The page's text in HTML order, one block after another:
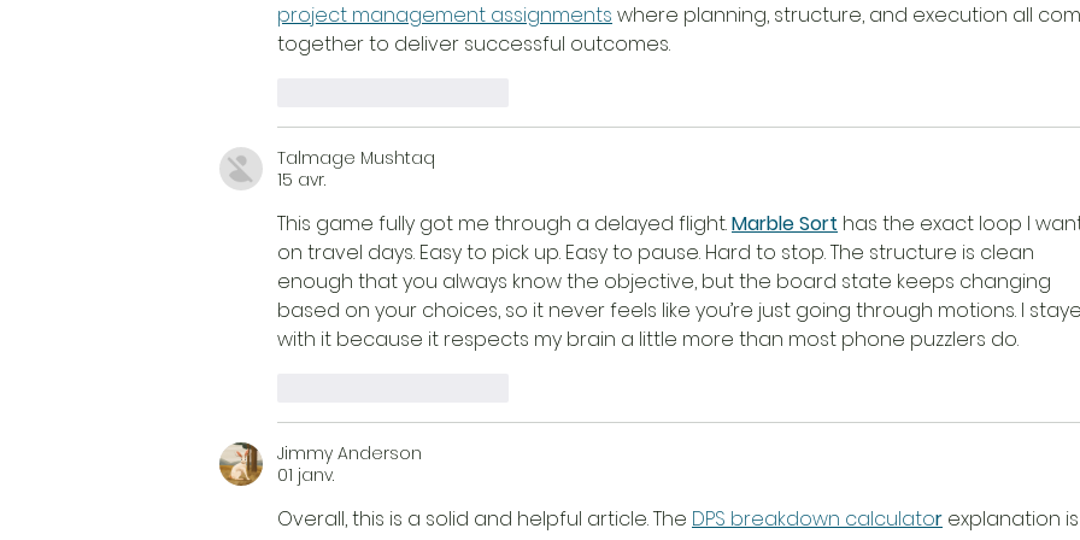
project management assignments where planning, structure, and execution all
together to deliver successful outcomes.
Talmage Mushtaq
15 avr.
This game fully got me through a delayed flight. Marble Sort has the exact loop I
on travel days. Easy to pick up. Easy to pause. Hard to stop. The structure is clean
enough that you always know the objective, but the board state keeps changing
based on your choices, so it never feels like you’re just going through motions. I
with it because it respects my brain a little more than most phone puzzlers do.
Jimmy Anderson
01 janv.
Overall, this is a solid and helpful article. The DPS breakdown calculator explanation is